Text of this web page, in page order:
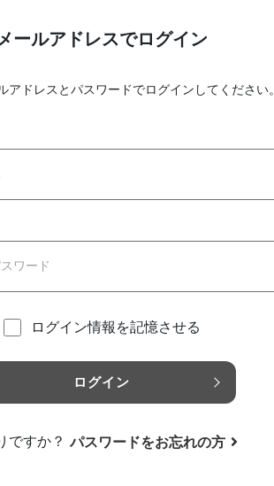
ールアドレスでログイン
アドレスとパスワードでログインしてください。
ログイン情報を記憶させる
ログイン
ですか？ パスワードをお忘れの方